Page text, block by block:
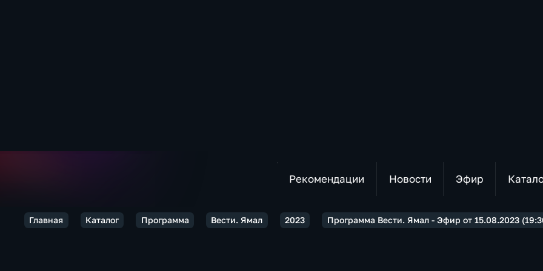
Рекомендации Новости Эфир
Главная Каталог Программа Вести. Ямал 2023 Программа Вести. Ямал - Эфир от 15.08.2023